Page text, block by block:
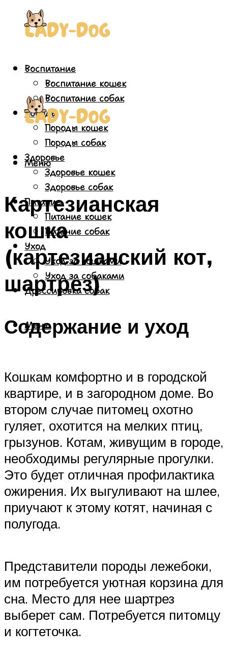
Воспитание
Воспитание кошек
Воспитание собак
Породы
Породы кошек
Породы собак
Здоровье
Здоровье кошек
Здоровье собак
Питание
Питание кошек
Питание собак
Уход
Уход за кошками
Уход за собаками
Дрессировка собак
Меню
Меню
Картезианская
кошка
(картезианский кот,
шартрез)
Содержание и уход
Кошкам комфортно и в городской
квартире, и в загородном доме. Во
втором случае питомец охотно
гуляет, охотится на мелких птиц,
грызунов. Котам, живущим в городе,
необходимы регулярные прогулки.
Это будет отличная профилактика
ожирения. Их выгуливают на шлее,
приучают к этому котят, начиная с
полугода.
Представители породы лежебоки,
им потребуется уютная корзина для
сна. Место для нее шартрез
выберет сам. Потребуется питомцу
и когтеточка.